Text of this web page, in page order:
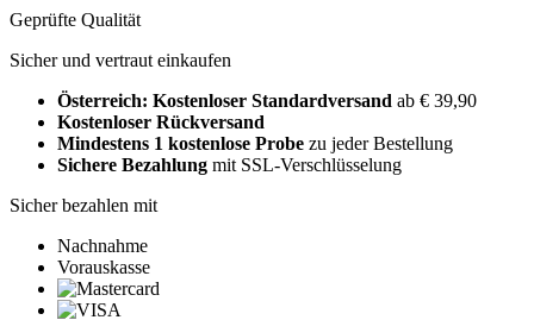
Geprüfte Qualität
Sicher und vertraut einkaufen
Österreich: Kostenloser Standardversand ab € 39,90
Kostenloser Rückversand
Mindestens 1 kostenlose Probe zu jeder Bestellung
Sichere Bezahlung mit SSL-Verschlüsselung
Sicher bezahlen mit
Nachnahme
Vorauskasse